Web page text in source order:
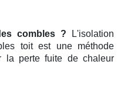
combles ? L'isolation
toit est une méthode
la perte fuite de chaleur